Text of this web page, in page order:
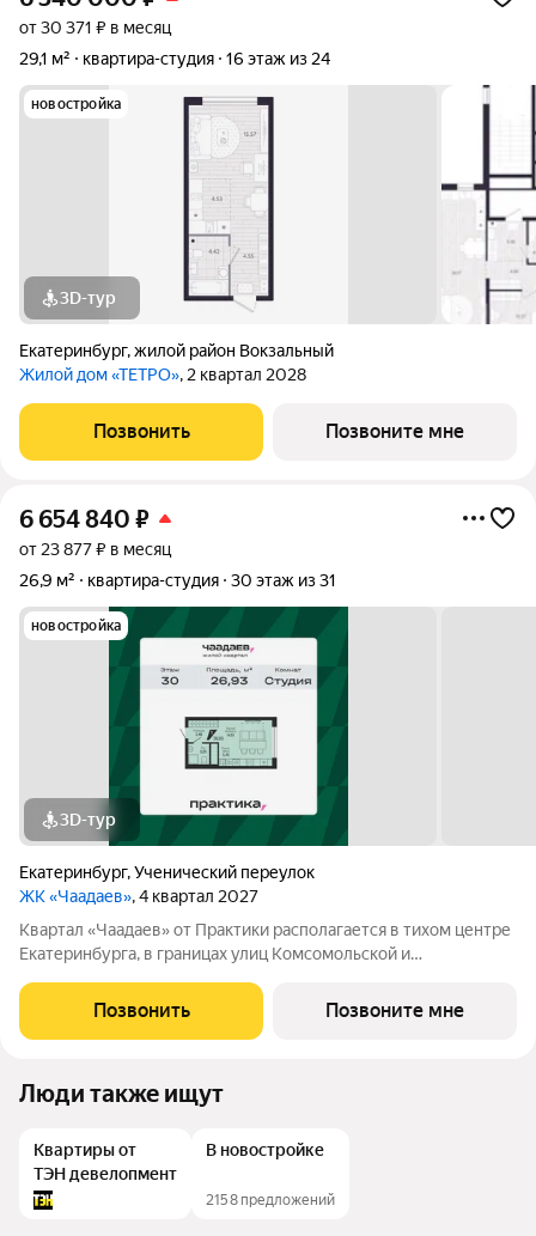
от 30 371 ₽ в месяц
29,1 м²
квартира-студия 16 этаж из 24
новостройка
3D-тур
Екатеринбург,жилой район Вокзальный
Жилой дом «ТЕТРО», 2 квартал 2028
Позвонить Позвоните мне
6 654 840 ₽
от 23 877 ₽ в месяц
26,9 м²
квартира-студия 30 этаж из 31
новостройка
3D-тур
Екатеринбург,Ученический переулок
ЖК «Чаадаев», 4 квартал 2027
Квартал «Чаадаев» от Практики располагается в тихом центре
Екатеринбурга, в границах улиц Комсомольской и
предлагая резидентам тишину в центре города.В шаговой
доступности ведущие вузы, театры,
Позвонить Позвоните мне
Люди также ищут
Квартиры от
ТЭН девелопмент
В новостройке
2158 предложений